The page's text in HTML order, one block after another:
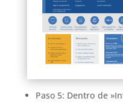
Paso 5: Dentro de